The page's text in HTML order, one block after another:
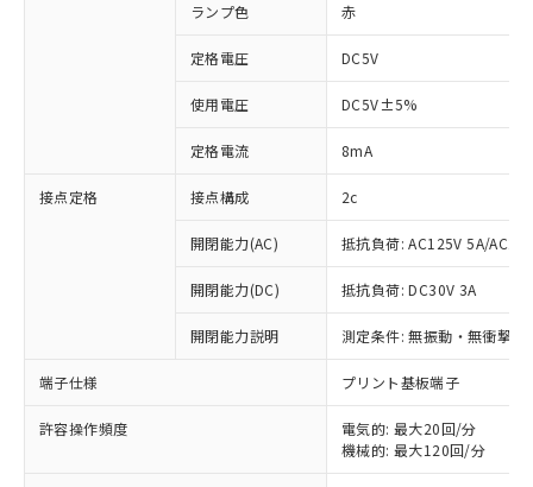
ランプ色 赤
定格電圧 DC5V
使用電圧 DC5V±5%
定格電流 8mA
接点定格 接点構成 2c
開閉能力(AC) 抵抗負荷: AC125V 5A/
開閉能力(DC) 抵抗負荷: DC30V 3A
開閉能力説明 測定条件: 無振動・無衝撃
端子仕様 プリント基板端子
許容操作頻度
電気的: 最大20回/分
機械的: 最大120回/分
対応済み：EU RoHS指令（10物質）の
非含有に対応した製品が提供可能な商品で
対応予定：EU RoHS指令（10物質）の非含